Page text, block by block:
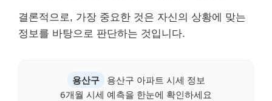
결론적으로, 가장 중요한 것은 자신의 상황에 맞는
정보를 바탕으로 판단하는 것입니다.
용산구
용산구 아파트 시세 정보
6개월 시세 예측을 한눈에 확인하세요